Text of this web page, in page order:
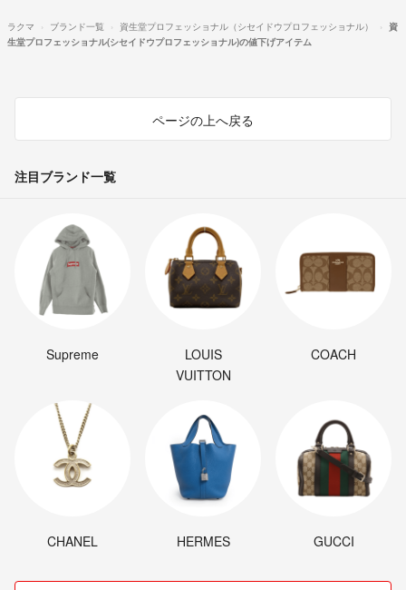
ラクマ ブランド一覧 資生堂プロフェッショナル（シセイドウプロフェッショナル）
資
生堂プロフェッショナル(シセイドウプロフェッショナル)の値下げアイテム
ページの上へ戻る
注目ブランド一覧
Supreme
LOUIS
VUITTON
COACH
CHANEL HERMES GUCCI